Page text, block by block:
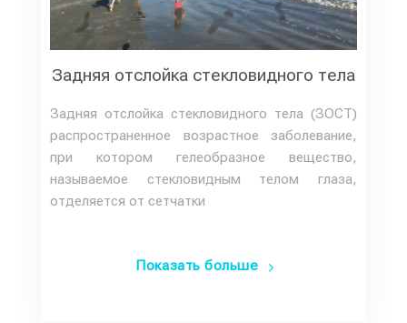
Задняя отслойка стекловидного тела
Задняя отслойка стекловидного тела (ЗОСТ)
распространенное возрастное заболевание,
при котором гелеобразное вещество,
называемое стекловидным телом глаза,
отделяется от сетчатки
Показать больше